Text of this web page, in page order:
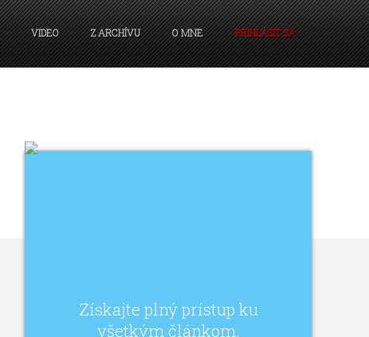
VIDEO Z ARCHÍVU O MNE PRIHLÁSIŤ SA
Získajte plný prístup ku
všetkým článkom,